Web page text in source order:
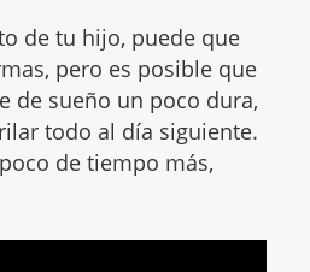
de tu hijo, puede que
pero es posible que
de sueño un poco dura,
todo al día siguiente.
de tiempo más,